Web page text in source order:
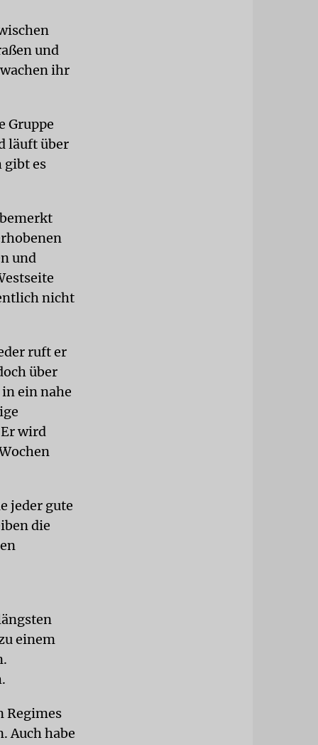
und
ihr
Gruppe
läuft über
gibt es
und
nicht
ruft er
über
ein nahe
wird
jeder gute
die
einem
Regimes
Auch habe